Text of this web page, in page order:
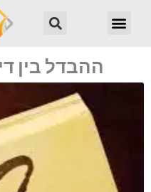
תפריט
ההבדל בין